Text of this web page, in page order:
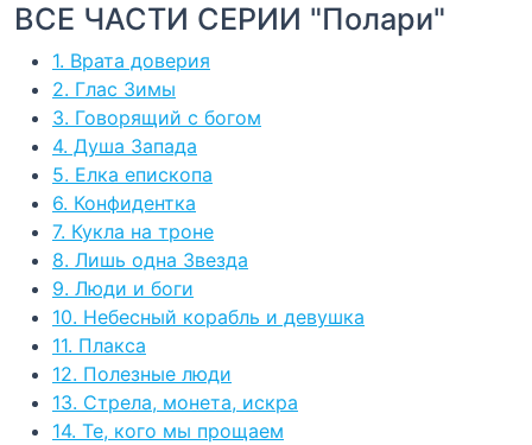
ВСЕ ЧАСТИ СЕРИИ "Полари"
1. Врата доверия
2. Глас Зимы
3. Говорящий с богом
4. Душа Запада
5. Елка епископа
6. Конфидентка
7. Кукла на троне
8. Лишь одна Звезда
9. Люди и боги
10. Небесный корабль и девушка
11. Плакса
12. Полезные люди
13. Стрела, монета, искра
14. Те, кого мы прощаем